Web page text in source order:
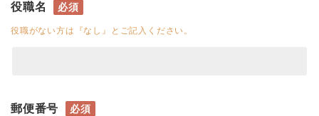
役職名 必須
役職がない方は『なし』とご記入ください。
郵便番号 必須